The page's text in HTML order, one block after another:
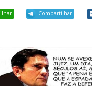
Compartilhar